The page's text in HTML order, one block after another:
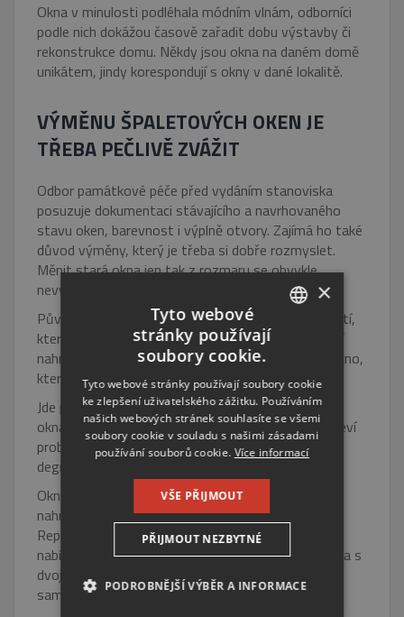
Okna v minulosti podléhala módním vlnám, odborníci
podle nich dokážou časově zařadit dobu výstavby či
rekonstrukce domu. Někdy jsou okna na daném domě
unikátem, jindy korespondují s okny v dané lokalitě.
VÝMĚNU ŠPALETOVÝCH OKEN JE
TŘEBA PEČLIVĚ ZVÁŽIT
Odbor památkové péče před vydáním stanoviska
posuzuje dokumentaci stávajícího a navrhovaného
stavu oken, barevnost i výplně otvory. Zajímá ho také
důvod výměny, který je třeba si dobře rozmyslet.
Měnit stará okna jen tak z rozmaru se obvykle
nevyplácí.
Původní dřevěná okna byla často zhotovena z částí,
které se dají snadno rozebrat. Mnohdy je tedy lepší
nahradit jen rozbitou část, a ne vyměňovat celé okno,
které bez problémů funguje.
Jde přitom nejen o cenu, ale i o funkčnost. Moderní
okna stavbu často tolik utěsní, že se následně objeví
problémy s vlhkostí a plísněmi, vše pokračuje
degradací podlah, nábytku a obkladů.
Okna v historických budovách je tedy vhodné
nahrazovat až tehdy, kdy opravdu není jiné řešení.
Repasovaná původníšpaletová oknamohou
nabídnout podobné vlastnosti jako jednoduchá okna s
dvojsklem. Stačí se informovat u specialistů a
samozřejmě věc projednat s památkáři.
RUSSIAN
GERMAN
×
Tyto webové
stránky používají
soubory cookie.
Tyto webové stránky používají soubory cookie
ke zlepšení uživatelského zážitku. Používáním
našich webových stránek souhlasíte se všemi
soubory cookie v souladu s našimi zásadami
používání souborů cookie. Více informací
VŠE PŘIJMOUT
PŘIJMOUT NEZBYTNÉ
PODROBNĚJŠÍ VÝBĚR A INFORMACE